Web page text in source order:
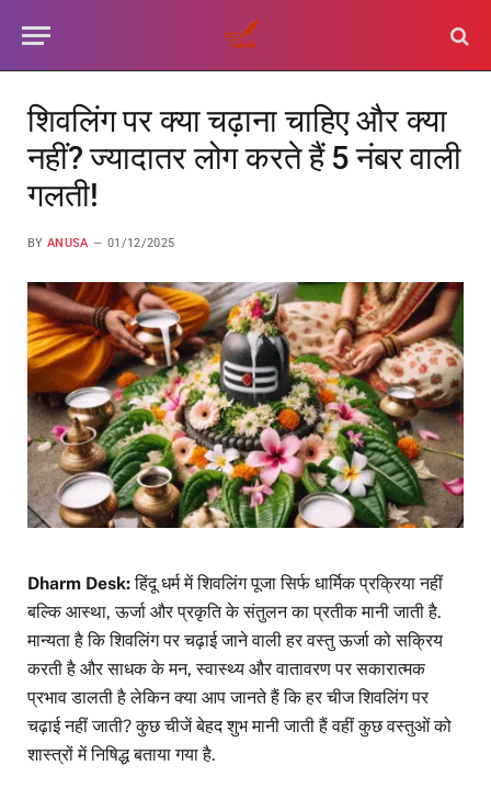
शिवलिंग पर क्या चढ़ाना चाहिए और क्या
नहीं? ज्यादातर लोग करते हैं 5 नंबर वाली
गलती!
BY ANUSA 01/12/2025
Dharm Desk:हिंदू धर्म में शिवलिंग पूजा सिर्फ धार्मिक प्रक्रिया नहीं
बल्कि आस्था, ऊर्जा और प्रकृति के संतुलन का प्रतीक मानी जाती है.
मान्यता है कि शिवलिंग पर चढ़ाई जाने वाली हर वस्तु ऊर्जा को सक्रिय
करती है और साधक के मन, स्वास्थ्य और वातावरण पर सकारात्मक
प्रभाव डालती है लेकिन क्या आप जानते हैं कि हर चीज शिवलिंग पर
चढ़ाई नहीं जाती? कुछ चीजें बेहद शुभ मानी जाती हैं वहीं कुछ वस्तुओं को
शास्त्रों में निषिद्ध बताया गया है.